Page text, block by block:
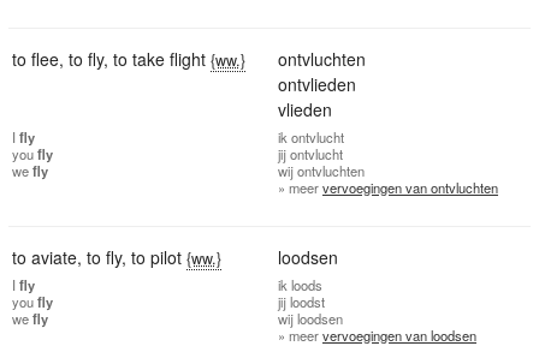
to flee, to fly, to take flight {ww.}
ontvluchten
ontvlieden
vlieden
I fly
youfly
wefly
ik ontvlucht
jijontvlucht
wijontvluchten
» meervervoegingen van ontvluchten
to aviate, to fly, to pilot {ww.} loodsen
I fly
youfly
wefly
ik loods
jijloodst
wijloodsen
» meervervoegingen van loodsen